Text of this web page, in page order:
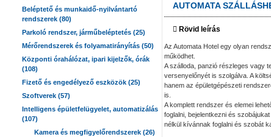
Beléptető és munkaidő-nyilvántartó
rendszerek (80)
Parkoló rendszer, járműbeléptetés (25)
Mérőrendszerek és folyamatirányítás (50)
Központi órahálózat, ipari kijelzők, órák
(108)
Fizető és engedélyező eszközök (25)
Szoftverek (57)
Intelligens épületfelügyelet, automatizálás
(107)
Kamera és megfigyelőrendszerek (26)
AUTOMATA
Rövid leírás
Az Automata Hotel egy olyan
működhet.
A szálloda, panzió részleges vagy
versenyelőnyét is szolgálva. A
hanem az épületgépészeti
is.
A komplett rendszer és elemei
foglalni, bejelentkezni és
nélkül kívánnak foglalni és szobát